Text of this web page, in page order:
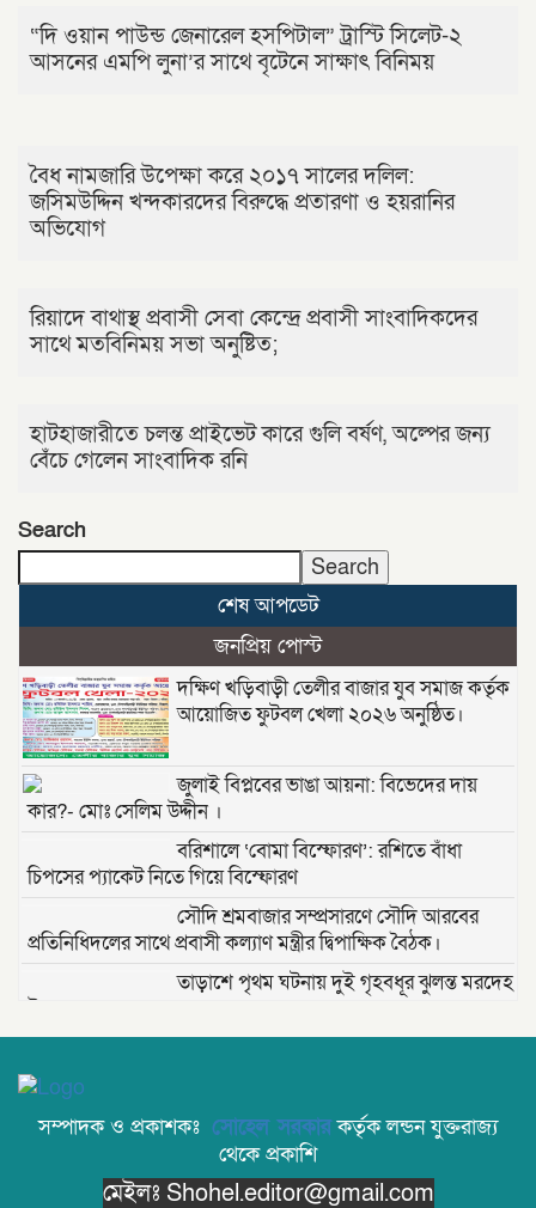
“দি ওয়ান পাউন্ড জেনারেল হসপিটাল” ট্রাস্টি সিলেট-২
আসনের এমপি লুনা’র সা‌থে বৃটেনে সাক্ষাৎ বিনিময়
বৈধ নামজারি উপেক্ষা করে ২০১৭ সালের দলিল:
জসিমউদ্দিন খন্দকারদের বিরুদ্ধে প্রতারণা ও হয়রানির
অভিযোগ
রিয়াদে বাথাস্থ প্রবাসী সেবা কেন্দ্রে প্রবাসী সাংবাদিকদের
সাথে মতবিনিময় সভা অনুষ্টিত;
হাটহাজারীতে চলন্ত প্রাইভেট কারে গুলি বর্ষণ, অল্পের জন্য
বেঁচে গেলেন সাংবাদিক রনি
Search
Search
শেষ আপডেট
জনপ্রিয় পোস্ট
দক্ষিণ খড়িবাড়ী তেলীর বাজার যুব সমাজ কর্তৃক
আয়োজিত ফুটবল খেলা ২০২৬ অনুষ্ঠিত।
জুলাই বিপ্লবের ভাঙা আয়না: বিভেদের দায়
কার?- মোঃ সেলিম উদ্দীন ।
বরিশালে ‘বোমা বিস্ফোরণ’: রশিতে বাঁধা
চিপসের প্যাকেট নিতে গিয়ে বিস্ফোরণ
সৌদি শ্রমবাজার সম্প্রসারণে সৌদি আরবের
প্রতিনিধিদলের সাথে প্রবাসী কল্যাণ মন্ত্রীর দ্বিপাক্ষিক বৈঠক।
তাড়াশে পৃথম ঘটনায় দুই গৃহবধূর ঝুলন্ত মরদেহ
উদ্ধার
সিলেট-২ আসনের এমপি লুনা’র সা‌থে বৃটেনে সাক্ষাৎ বিনিময়
মানবিক সংগঠন সিলেট-চট্টগ্রাম ফ্রেন্ডশিপ
ফাউন্ডেশন যুক্তরাজ্য শাখা’র কমিটি গঠন
সম্পাদক ও প্রকাশকঃ সোহেল সরকারকর্তৃক লন্ডন যুক্তরাজ্য
থেকে প্রকাশি
মেইলঃ Shohel.editor@gmail.com